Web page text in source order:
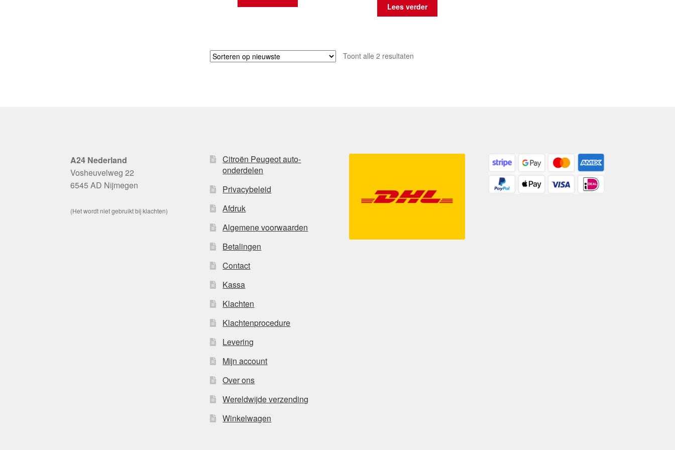
Lees verder
Toont alle 2 resultatenGesorteerd
A24 Nederland
Vosheuvelweg 22
6545 AD Nijmegen
(Het wordt niet gebruikt bij klachten)
Citroën Peugeot auto-
onderdelen
Privacybeleid
Afdruk
Algemene voorwaarden
Betalingen
Contact
Kassa
Klachten
Klachtenprocedure
Levering
Mijn account
Over ons
Wereldwijde verzending
Winkelwagen